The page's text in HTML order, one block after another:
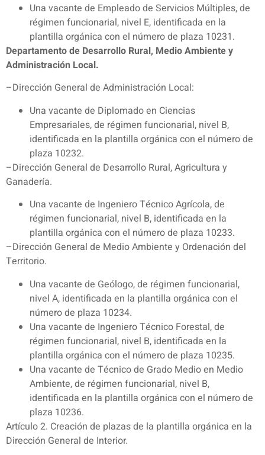
Una vacante de Empleado de Servicios Múltiples, de
régimen funcionarial, nivel E, identificada en la
plantilla orgánica con el número de plaza 10231.
Departamento de Desarrollo Rural, Medio Ambiente y
Administración Local.
–Dirección General de Administración Local:
Una vacante de Diplomado en Ciencias
Empresariales, de régimen funcionarial, nivel B,
identificada en la plantilla orgánica con el número de
plaza 10232.
–Dirección General de Desarrollo Rural, Agricultura y
Ganadería.
Una vacante de Ingeniero Técnico Agrícola, de
régimen funcionarial, nivel B, identificada en la
plantilla orgánica con el número de plaza 10233.
–Dirección General de Medio Ambiente y Ordenación del
Territorio.
Una vacante de Geólogo, de régimen funcionarial,
nivel A, identificada en la plantilla orgánica con el
número de plaza 10234.
Una vacante de Ingeniero Técnico Forestal, de
régimen funcionarial, nivel B, identificada en la
plantilla orgánica con el número de plaza 10235.
Una vacante de Técnico de Grado Medio en Medio
Ambiente, de régimen funcionarial, nivel B,
identificada en la plantilla orgánica con el número de
plaza 10236.
Artículo 2. Creación de plazas de la plantilla orgánica en la
Dirección General de Interior.